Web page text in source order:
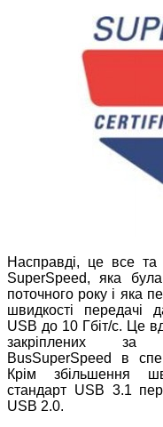
Насправді, це все
SuperSpeed, яка
поточного року і яка
швидкості передачі
USB до 10 Гбіт/с. Це
закріплених за
BusSuperSpeed в
Крім збільшення
стандарт USB 3.1
USB 2.0.